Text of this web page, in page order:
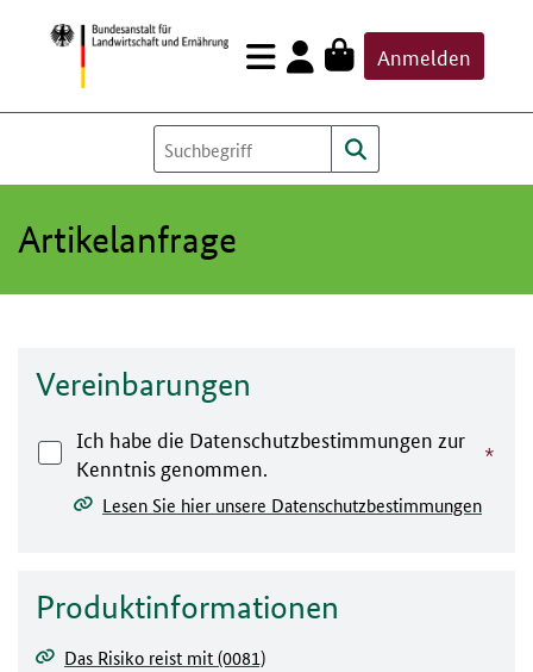
Zum
Inhalt
springen
Anmelden
Artikelanfrage
Vereinbarungen
Ich habe die Datenschutzbestimmungen zur
Kenntnis genommen.
Lesen Sie hier unsere Datenschutzbestimmungen
Produktinformationen
Das Risiko reist mit (0081)